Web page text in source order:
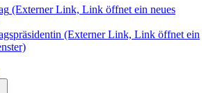
(Externer Link, Link öffnet ein neues
(Externer Link, Link öffnet ein